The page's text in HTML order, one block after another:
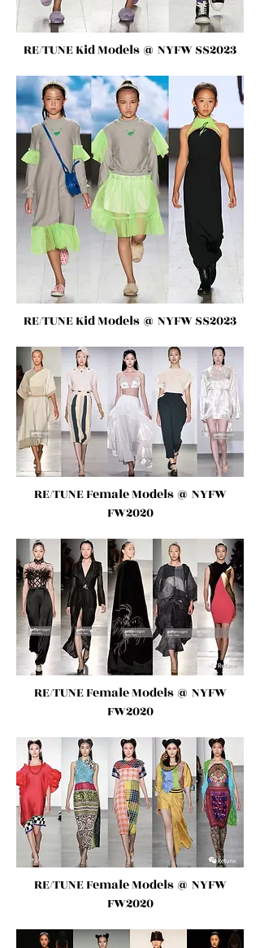
RE/TUNE Kid Models @ NYFW SS2023
RE/TUNE Kid Models @ NYFW SS2023
RE/TUNE Female Models@ NYFW
FW2020
RE/TUNE Female Models@ NYFW
FW2020
RE/TUNE Female Models@ NYFW
FW2020